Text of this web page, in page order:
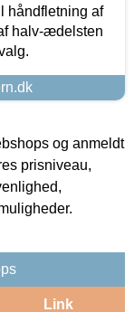
håndfletning af
halv-ædelsten
og anmeldt
prisniveau,
Link